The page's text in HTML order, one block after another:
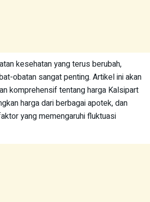
kesehatan yang terus berubah,
obatan sangat penting. Artikel ini akan
komprehensif tentang harga Kalsipart
harga dari berbagai apotek, dan
yang memengaruhi fluktuasi